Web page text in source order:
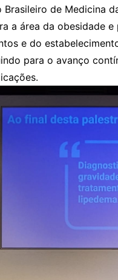
Brasileiro de Medicina
a área da obesidade
e do
para o avanço